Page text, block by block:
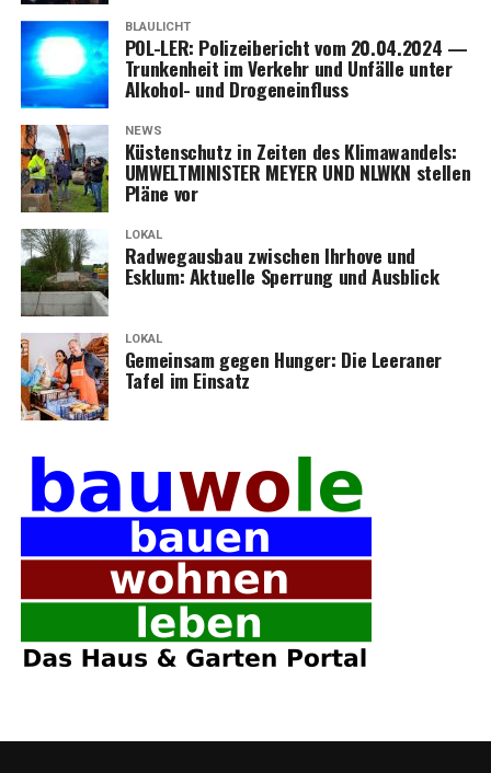
BLAULICHT
POL-LER: Poli­zei­be­richt vom 20.04.2024 —
Trun­ken­heit im Ver­kehr und Unfäl­le unter
Alko­hol- und Drogeneinfluss
NEWS
Küs­ten­schutz in Zei­ten des Kli­ma­wan­dels:
UMWELTMINISTER MEYER UND NLWKN stel­len
Plä­ne vor
LOKAL
Rad­weg­aus­bau zwi­schen Ihr­ho­ve und
Esklum: Aktu­el­le Sper­rung und Ausblick
LOKAL
Gemein­sam gegen Hun­ger: Die Leera­ner
Tafel im Einsatz